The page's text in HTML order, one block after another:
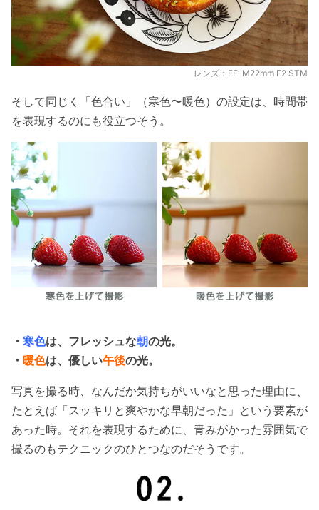
レンズ：EF-M22mm F2 STM
そして同じく「色合い」（寒色〜暖色）の設定は、時間帯
を表現するのにも役立つそう。
・ 寒色は、フレッシュな朝の光。
・ 暖色は、優しい午後の光。
写真を撮る時、なんだか気持ちがいいなと思った理由に、
たとえば「スッキリと爽やかな早朝だった」という要素が
あった時。それを表現するために、青みがかった雰囲気で
撮るのもテクニックのひとつなのだそうです。